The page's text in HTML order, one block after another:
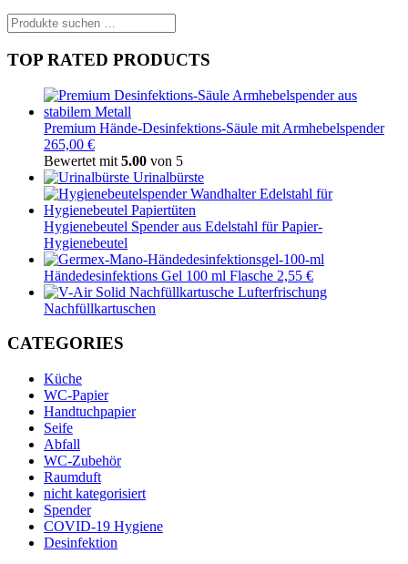
Suchen
nach:
TOP RATED PRODUCTS
Premium Hände-Desinfektions-Säule mit Armhebelspender
265,00 €
Bewertet mit 5.00 von 5
Urinalbürste
Hygienebeutel Spender aus Edelstahl für Papier-
Hygienebeutel
Händedesinfektions Gel 100 ml Flasche 2,55 €
Lufterfrischung
Nachfüllkartuschen
CATEGORIES
Küche
WC-Papier
Handtuchpapier
Seife
Abfall
WC-Zubehör
Raumduft
nicht kategorisiert
Spender
COVID-19 Hygiene
Desinfektion